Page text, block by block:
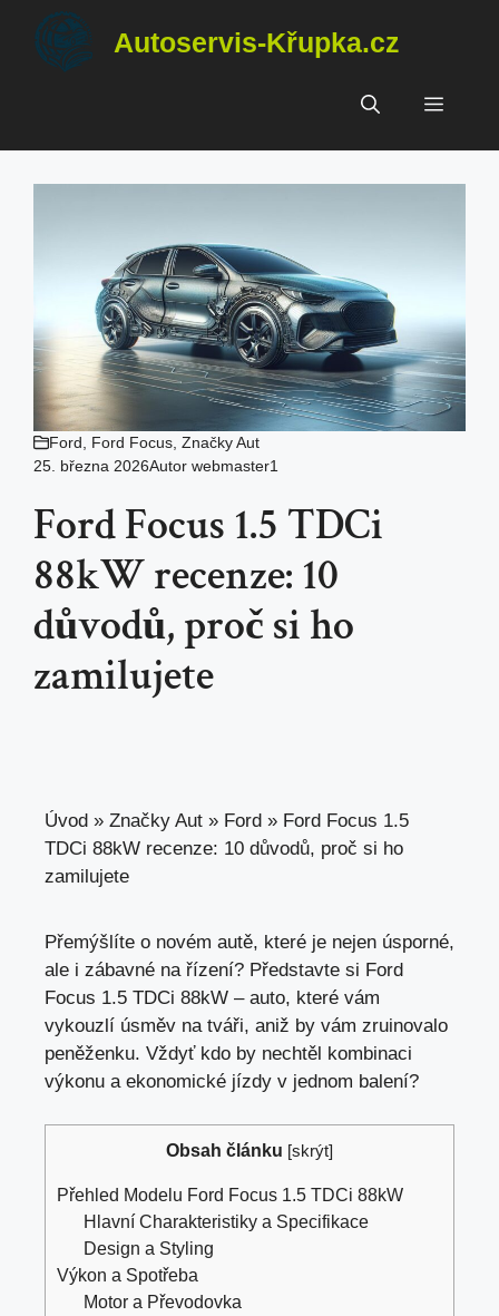
Přeskočit
obsah
Autoservis-Křupka.cz
Menu
Ford Ford Focus Značky Aut
25. března 2026Autor webmaster1
Ford Focus 1.5 TDCi
88kW recenze: 10
důvodů, proč si ho
zamilujete
Úvod » Značky Aut » Ford » Ford Focus 1.5
TDCi 88kW recenze: 10 důvodů, proč si ho
zamilujete
Přemýšlíte o novém autě, které je nejen úsporné,
ale i zábavné na řízení? Představte si Ford
Focus 1.5 TDCi 88kW – auto, které vám
vykouzlí úsměv na tváři, aniž by vám zruinovalo
peněženku. Vždyť kdo by nechtěl kombinaci
výkonu a ekonomické jízdy v jednom balení?
Obsah článku [skrýt]
Přehled Modelu Ford Focus 1.5 TDCi 88kW
Hlavní Charakteristiky a Specifikace
Design a Styling
Výkon a Spotřeba
Motor a Převodovka